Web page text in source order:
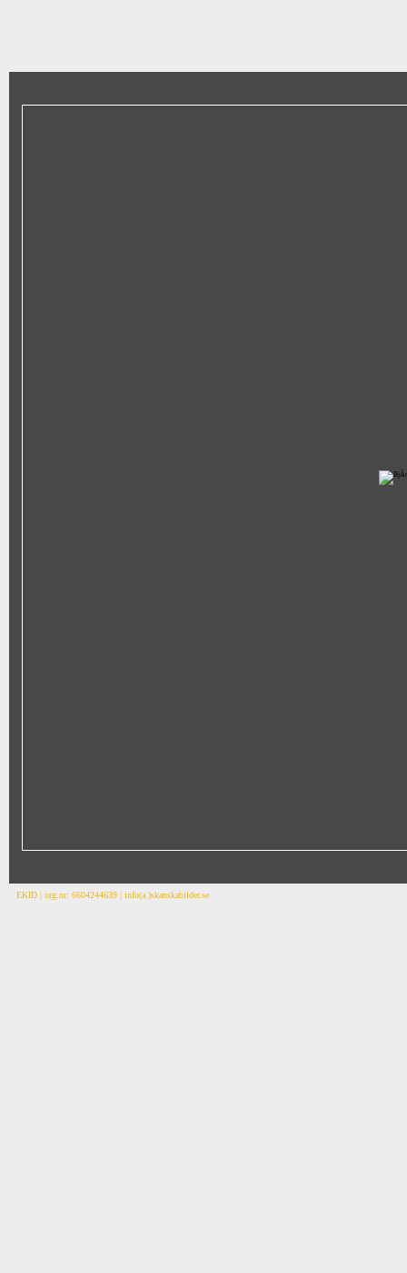
EKID | org.nr: 6604244639 | info(a.)skanskabilder.se